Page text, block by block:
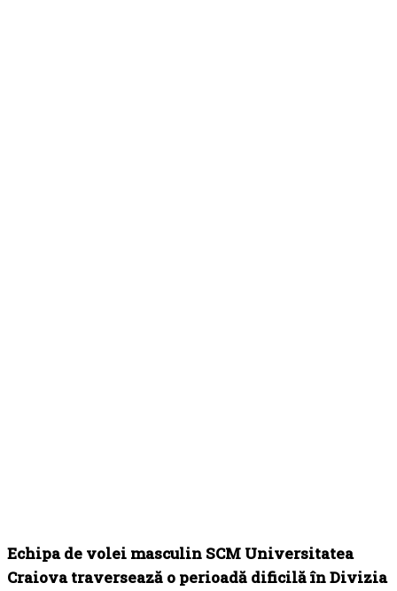
Echipa de volei masculin SCM Universitatea
Craiovatraversează o perioadă dificilă în Divizia